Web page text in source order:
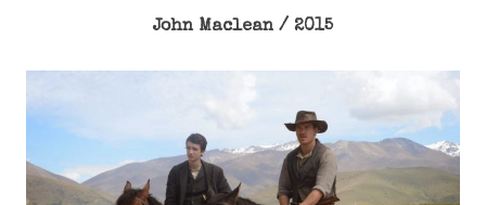
John Maclean / 2015